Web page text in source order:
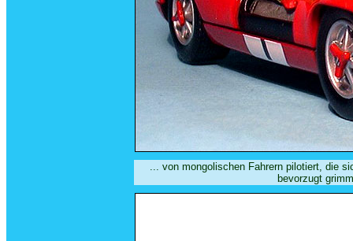
... von mongolischen Fahrern pilotiert, die
bevorzugt